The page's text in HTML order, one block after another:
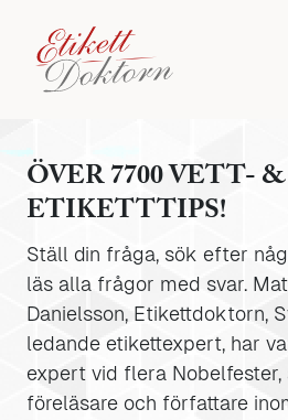
ÖVER 7700 VETT- &
ETIKETTTIPS!
Ställ din fråga, sök efter
läs alla frågor med svar.
Danielsson, Etikettdoktorn,
ledande etikettexpert, har
expert vid flera Nobelfester,
föreläsare och författare